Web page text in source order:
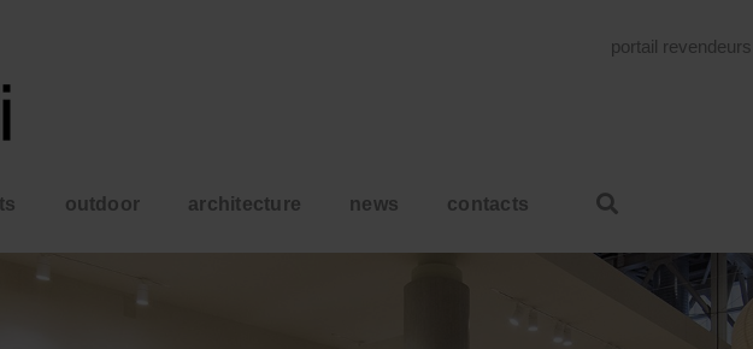
portail revendeurs
outdoor architecture news contacts